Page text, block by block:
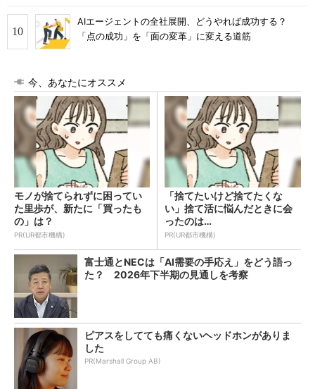
AIエージェントの全社展開、どうやれば成功する？
「点の成功」を「面の変革」に変える道筋
今、あなたにオススメ
モノが捨てられずに困ってい
た里歩が、新たに「買ったも
の」は？
PR(UR都市機構)
「捨てたいけど捨てたくな
い」捨て活に悩んだときに会
ったのは…
PR(UR都市機構)
富士通とNECは「AI需要の手応え」をどう語っ
た？ 2026年下半期の見通しを考察
ピアスをしてても痛くないヘッドホンがありま
した
PR(Marshall Group AB)